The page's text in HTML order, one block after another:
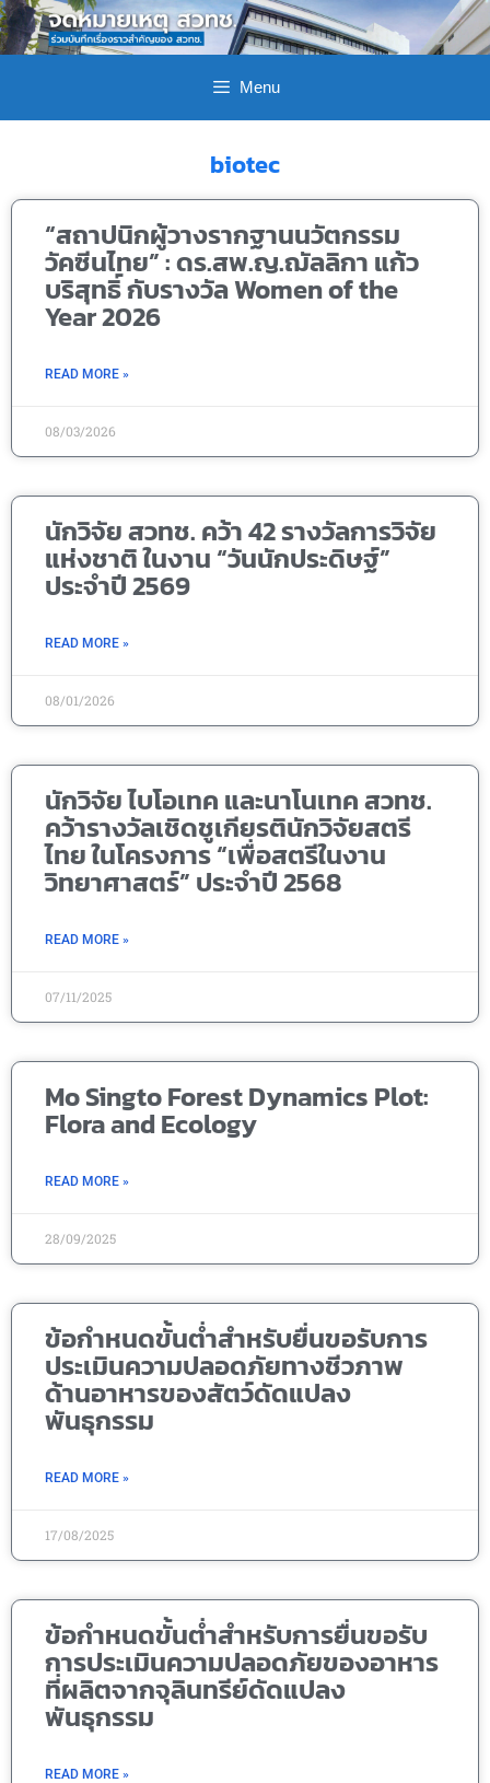
Menu
biotec
“สถาปนิกผู้วางรากฐานนวัตกรรม
วัคซีนไทย” : ดร.สพ.ญ.ฌัลลิกา แก้ว
บริสุทธิ์ กับรางวัล Women of the
Year 2026
READ MORE »
08/03/2026
นักวิจัย สวทช. คว้า 42 รางวัลการวิจัย
แห่งชาติ ในงาน “วันนักประดิษฐ์”
ประจำปี 2569
READ MORE »
08/01/2026
นักวิจัย ไบโอเทค และนาโนเทค สวทช.
คว้ารางวัลเชิดชูเกียรตินักวิจัยสตรี
ไทย ในโครงการ “เพื่อสตรีในงาน
วิทยาศาสตร์” ประจำปี 2568
READ MORE »
07/11/2025
Mo Singto Forest Dynamics Plot:
Flora and Ecology
READ MORE »
28/09/2025
ข้อกำหนดขั้นต่ำสำหรับยื่นขอรับการ
ประเมินความปลอดภัยทางชีวภาพ
ด้านอาหารของสัตว์ดัดแปลง
พันธุกรรม
READ MORE »
17/08/2025
ข้อกำหนดขั้นต่ำสำหรับการยื่นขอรับ
การประเมินความปลอดภัยของอาหาร
ที่ผลิตจากจุลินทรีย์ดัดแปลง
พันธุกรรม
READ MORE »